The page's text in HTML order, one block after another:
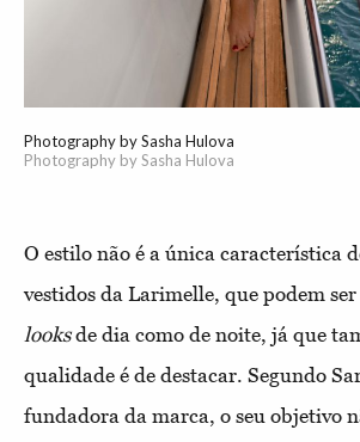
Photography by Sasha Hulova
Photography by Sasha Hulova
O estilo não é a única característica
vestidos da Larimelle, que podem
looksde dia como de noite, já que
qualidade é de destacar. Segundo
fundadora da marca, o seu objetivo